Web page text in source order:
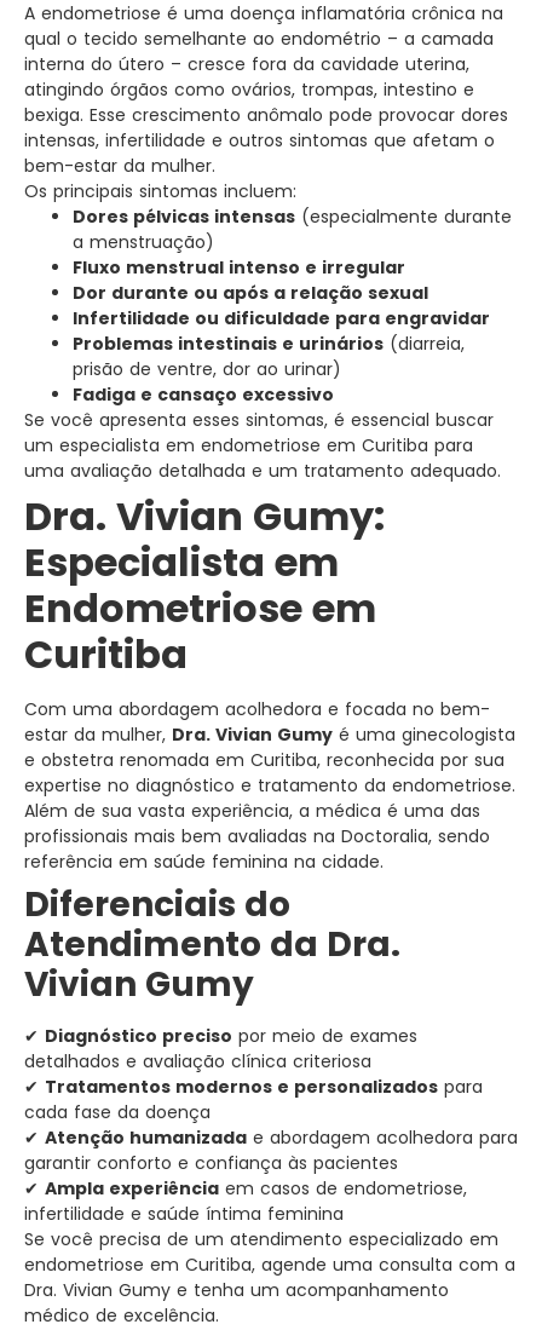
A endometriose é uma doença inflamatória crônica na
qual o tecido semelhante ao endométrio – a camada
interna do útero – cresce fora da cavidade uterina,
atingindo órgãos como ovários, trompas, intestino e
bexiga. Esse crescimento anômalo pode provocar dores
intensas, infertilidade e outros sintomas que afetam o
bem-estar da mulher.
Os principais sintomas incluem:
Dores pélvicas intensas (especialmente durante
a menstruação)
Fluxo menstrual intenso e irregular
Dor durante ou após a relação sexual
Infertilidade ou dificuldade para engravidar
Problemas intestinais e urinários (diarreia,
prisão de ventre, dor ao urinar)
Fadiga e cansaço excessivo
Se você apresenta esses sintomas, é essencial buscar
um especialista em endometriose em Curitiba para
uma avaliação detalhada e um tratamento adequado.
Dra. Vivian Gumy:
Especialista em
Endometriose em
Curitiba
Com uma abordagem acolhedora e focada no bem-
estar da mulher, Dra. Vivian Gumy é uma ginecologista
e obstetra renomada em Curitiba, reconhecida por sua
expertise no diagnóstico e tratamento da endometriose.
Além de sua vasta experiência, a médica é uma das
profissionais mais bem avaliadas na Doctoralia, sendo
referência em saúde feminina na cidade.
Diferenciais do
Atendimento da Dra.
Vivian Gumy
✔ Diagnóstico preciso por meio de exames
detalhados e avaliação clínica criteriosa
✔ Tratamentos modernos e personalizados para
cada fase da doença
✔ Atenção humanizada e abordagem acolhedora para
garantir conforto e confiança às pacientes
✔ Ampla experiência em casos de endometriose,
infertilidade e saúde íntima feminina
Se você precisa de um atendimento especializado em
endometriose em Curitiba, agende uma consulta com a
Dra. Vivian Gumy e tenha um acompanhamento
médico de excelência.